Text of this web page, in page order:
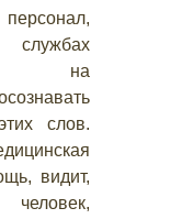
на
слов.
видит,